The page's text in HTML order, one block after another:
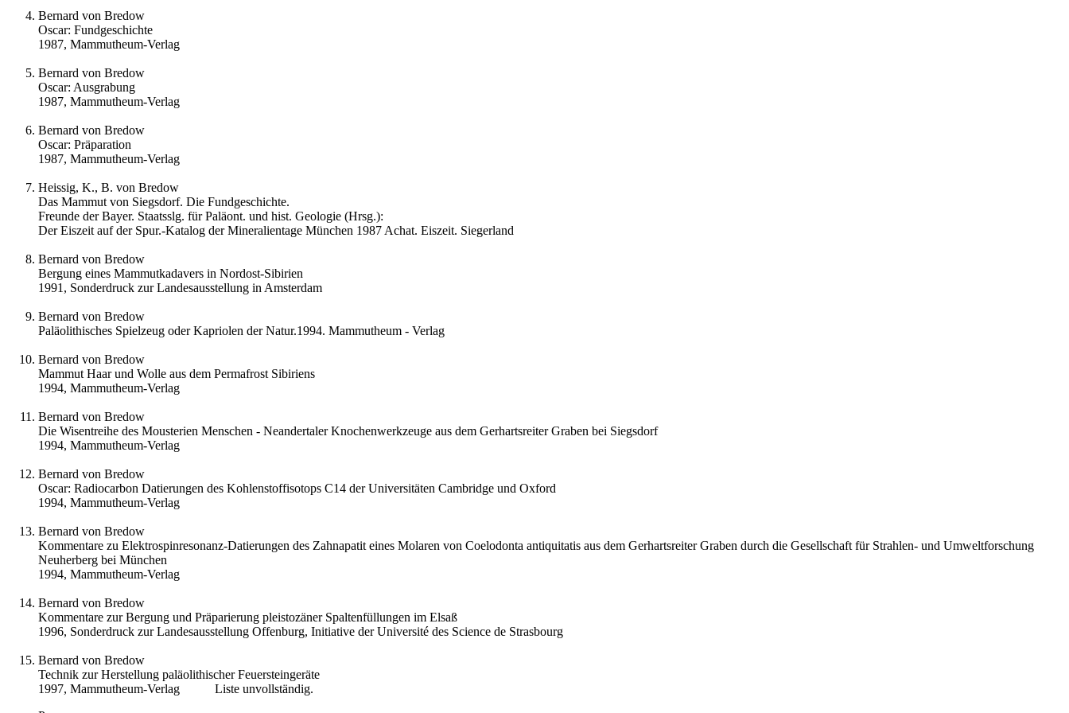
Bernard von Bredow
Oscar: Fundgeschichte
1987, Mammutheum-Verlag
Bernard von Bredow
Oscar: Ausgrabung
1987, Mammutheum-Verlag
Bernard von Bredow
Oscar: Präparation
1987, Mammutheum-Verlag
Heissig, K., B. von Bredow
Das Mammut von Siegsdorf. Die Fundgeschichte.
Freunde der Bayer. Staatsslg. für Paläont. und hist. Geologie (Hrsg.):
Der Eiszeit auf der Spur.-Katalog der Mineralientage München 1987 Achat. Eiszeit. Siegerland
Bernard von Bredow
Bergung eines Mammutkadavers in Nordost-Sibirien
1991, Sonderdruck zur Landesausstellung in Amsterdam
Bernard von Bredow
Paläolithisches Spielzeug oder Kapriolen der Natur.1994. Mammutheum - Verlag
Bernard von Bredow
Mammut Haar und Wolle aus dem Permafrost Sibiriens
1994, Mammutheum-Verlag
Bernard von Bredow
Die Wisentreihe des Mousterien Menschen - Neandertaler Knochenwerkzeuge aus dem Gerhartsreiter Graben bei Siegsdorf
1994, Mammutheum-Verlag
Bernard von Bredow
Oscar: Radiocarbon Datierungen des Kohlenstoffisotops C14 der Universitäten Cambridge und Oxford
1994, Mammutheum-Verlag
Bernard von Bredow
Kommentare zu Elektrospinresonanz-Datierungen des Zahnapatit eines Molaren von Coelodonta antiquitatis aus dem Gerhartsreiter Graben durch die Gesellschaft für Strahlen- und Umweltforschung
Neuherberg bei München
1994, Mammutheum-Verlag
Bernard von Bredow
Kommentare zur Bergung und Präparierung pleistozäner Spaltenfüllungen im Elsaß
1996, Sonderdruck zur Landesausstellung Offenburg, Initiative der Université des Science de Strasbourg
Bernard von Bredow
Technik zur Herstellung paläolithischer Feuersteingeräte
1997, Mammutheum-Verlag Liste unvollständig.